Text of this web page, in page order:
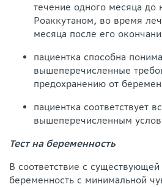
течение одного месяца до
Роаккутаном, во время
месяца после его
пациентка способна
вышеперечисленные
предохранению от
пациентка соответствует
вышеперечисленным
Тест на беременность
В соответствие с существующей
беременность с минимальной